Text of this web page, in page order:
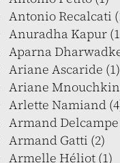
Antonio Recalcati
Anuradha Kapur
Aparna
Ariane Ascaride (1)
Ariane
Arlette Namiand
Armand Delcampe
Armand Gatti (2)
Armelle Héliot (1)